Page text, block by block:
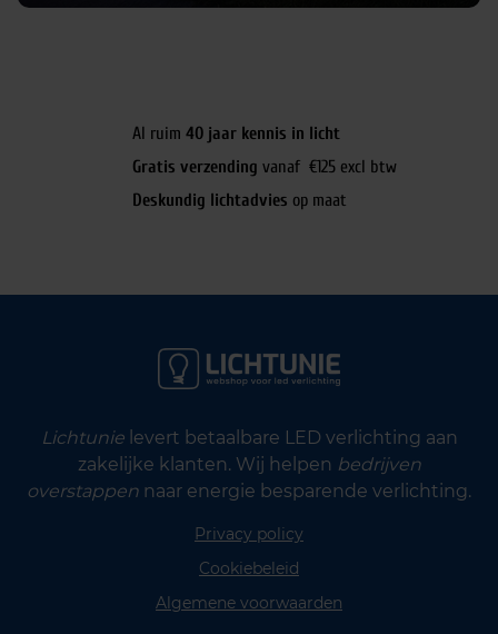
Al ruim 40 jaar kennis in licht
Gratis verzending vanaf €125 excl btw
Deskundig lichtadvies op maat
Lichtunielevert betaalbare LED verlichting aan
zakelijke klanten. Wij helpen bedrijven
overstappen naar energie besparende verlichting.
Privacy policy
Cookiebeleid
Algemene voorwaarden